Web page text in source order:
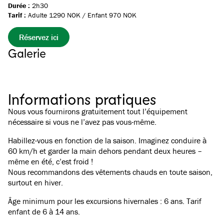
Durée : 2h30
Tarif : Adulte 1290 NOK / Enfant 970 NOK
Réservez ici
Galerie
Informations pratiques
Nous vous fournirons gratuitement tout l’équipement
nécessaire si vous ne l’avez pas vous-même.
Habillez-vous en fonction de la saison. Imaginez conduire à
60 km/h et garder la main dehors pendant deux heures –
même en été, c’est froid !
Nous recommandons des vêtements chauds en toute saison,
surtout en hiver.
Âge minimum pour les excursions hivernales : 6 ans. Tarif
enfant de 6 à 14 ans.